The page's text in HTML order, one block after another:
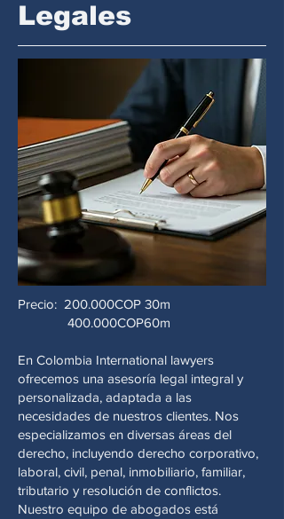
Legales
Precio: 200.000COP 30m
400.000COP60m
En Colombia International lawyers
ofrecemos una asesoría legal integral y
personalizada, adaptada a las
necesidades de nuestros clientes. Nos
especializamos en diversas áreas del
derecho, incluyendo derecho corporativo,
laboral, civil, penal, inmobiliario, familiar,
tributario y resolución de conflictos.
Nuestro equipo de abogados está